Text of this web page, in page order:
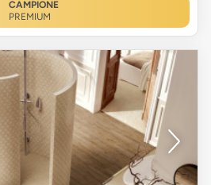
CAMPIONE
PREMIUM